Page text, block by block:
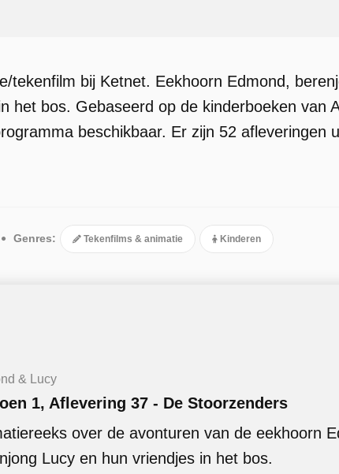
tekenfilm bij Ketnet. Eekhoorn Edmond,
het bos. Gebaseerd op de kinderboeken van
beschikbaar. Er zijn 52 afleveringen
Genres: Tekenfilms & animatie Kinderen
& Lucy
1, Aflevering 37 - De Stoorzenders
over de avonturen van de eekhoorn
Lucy en hun vriendjes in het bos.